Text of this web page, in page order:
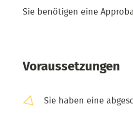
Sie benötigen eine
Voraussetzungen
Sie haben eine